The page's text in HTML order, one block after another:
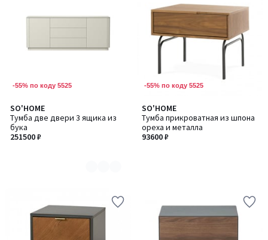
-55% по коду 5525
SO'HOME
Тумба две двери 3 ящика из
бука
251500 ₽
Количество
цветов:
6
-55% по коду 5525
SO'HOME
Тумба прикроватная из шпона
ореха и металла
93600 ₽